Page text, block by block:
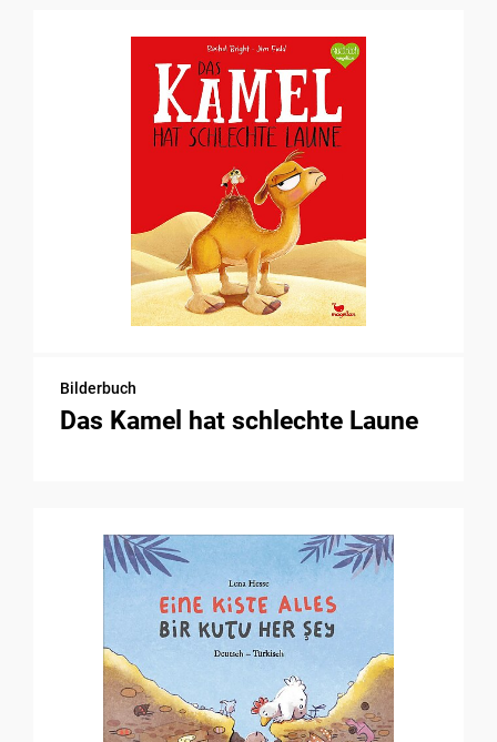
Bilderbuch
Das Kamel hat schlechte Laune